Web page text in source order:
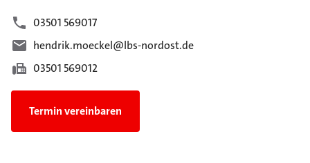
03501 569017
hendrik.moeckel@lbs-nordost.de
03501 569012
Termin vereinbaren